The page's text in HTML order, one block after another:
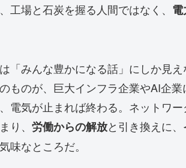
工場と石炭を握る人間ではなく、
「みんな豊かになる話」にしか見え
ものが、巨大インフラ企業やAI企
電気が止まれば終わる。ネットワー
り、 労働からの解放と引き換えに、
味なところだ。